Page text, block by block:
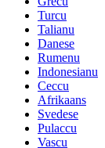
Turcu
Talianu
Danese
Rumenu
Indonesianu
Ceccu
Afrikaans
Svedese
Pulaccu
Vascu